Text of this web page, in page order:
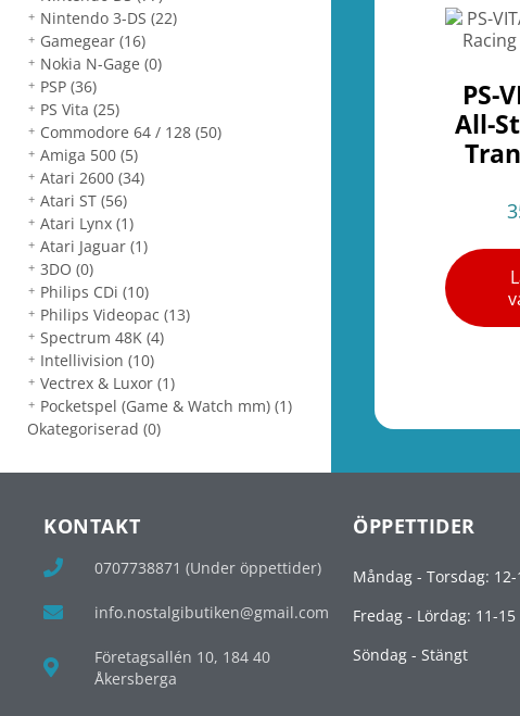
Nintendo 3-DS(22)
Gamegear(16)
Nokia N-Gage(0)
PSP(36)
PS Vita(25)
Commodore 64 / 128(50)
Amiga 500(5)
Atari 2600(34)
Atari ST(56)
Atari Lynx(1)
Atari Jaguar(1)
3DO(0)
Philips CDi(10)
Philips Videopac(13)
Spectrum 48K(4)
Intellivision(10)
Vectrex & Luxor(1)
Pocketspel (Game & Watch mm)(1)
Okategoriserad (0)
PS-
All-
KONTAKT
0707738871 (Under öppettider)
info.nostalgibutiken@gmail.com
Företagsallén 10, 184 40
Åkersberga
ÖPPETTIDER
Måndag - Torsdag: 12-
Fredag - Lördag: 11-15
Söndag - Stängt